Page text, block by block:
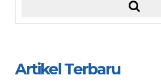
Artikel Terbaru